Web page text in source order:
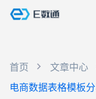
首页
文章中心
电商数据表格模板